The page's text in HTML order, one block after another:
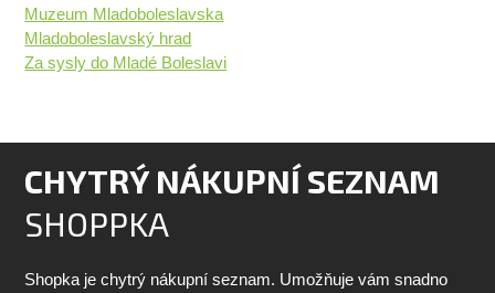
Muzeum Mladoboleslavska
Mladoboleslavský hrad
Za sysly do Mladé Boleslavi
CHYTRÝ NÁKUPNÍ SEZNAM
SHOPPKA
Shopka je chytrý nákupní seznam. Umožňuje vám snadno